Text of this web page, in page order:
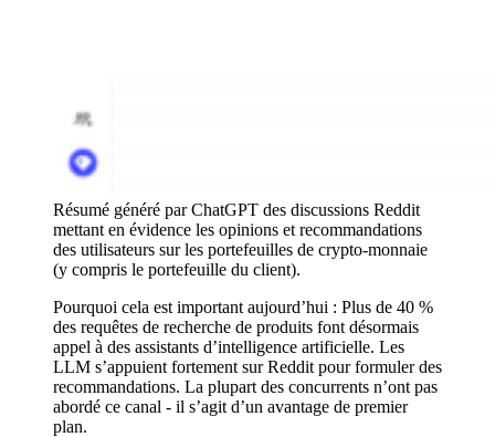
Résumé généré par ChatGPT des discussions Reddit
mettant en évidence les opinions et recommandations
des utilisateurs sur les portefeuilles de crypto-monnaie
(y compris le portefeuille du client).
Pourquoi cela est important aujourd’hui : Plus de 40 %
des requêtes de recherche de produits font désormais
appel à des assistants d’intelligence artificielle. Les
LLM s’appuient fortement sur Reddit pour formuler des
recommandations. La plupart des concurrents n’ont pas
abordé ce canal - il s’agit d’un avantage de premier
plan.